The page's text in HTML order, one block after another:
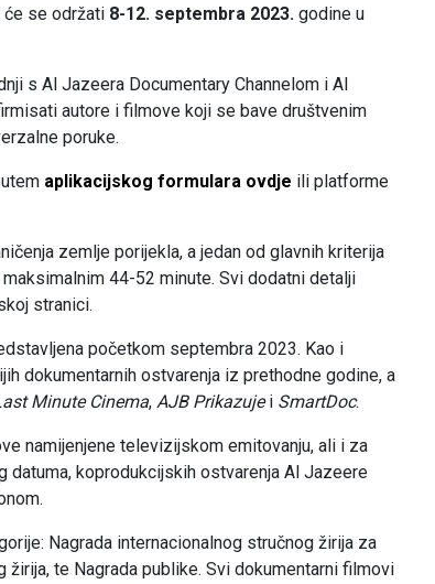
će se održati 8-12. septembra 2023. godine u
s Al Jazeera Documentary Channelom i Al
autore i filmove koji se bave društvenim
poruke.
aplikacijskog formulara ovdje ili platforme
zemlje porijekla, a jedan od glavnih kriterija
44-52 minute. Svi dodatni detalji
stranici.
početkom septembra 2023. Kao i
dokumentarnih ostvarenja iz prethodne godine, a
Minute Cinema, AJB Prikazujei SmartDoc.
namijenjene televizijskom emitovanju, ali i za
datuma, koprodukcijskih ostvarenja Al Jazeere
Nagrada internacionalnog stručnog žirija za
te Nagrada publike. Svi dokumentarni filmovi